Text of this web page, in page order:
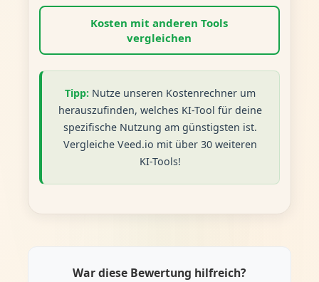
Kosten mit anderen Tools
vergleichen
Tipp: Nutze unseren Kostenrechner um
herauszufinden, welches KI-Tool für deine
spezifische Nutzung am günstigsten ist.
Vergleiche Veed.io mit über 30 weiteren
KI-Tools!
War diese Bewertung hilfreich?